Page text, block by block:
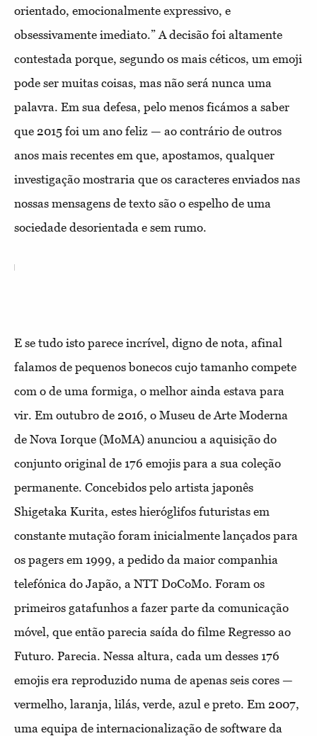
orientado, emocionalmente expressivo, e
obsessivamente imediato.” A decisão foi altamente
contestada porque, segundo os mais céticos, um emoji
pode ser muitas coisas, mas não será nunca uma
palavra. Em sua defesa, pelo menos ficámos a saber
que 2015 foi um ano feliz — ao contrário de outros
anos mais recentes em que, apostamos, qualquer
investigação mostraria que os caracteres enviados nas
nossas mensagens de texto são o espelho de uma
sociedade desorientada e sem rumo.
E se tudo isto parece incrível, digno de nota, afinal
falamos de pequenos bonecos cujo tamanho compete
com o de uma formiga, o melhor ainda estava para
vir. Em outubro de 2016, o Museu de Arte Moderna
de Nova Iorque (MoMA) anunciou a aquisição do
conjunto original de 176 emojis para a sua coleção
permanente. Concebidos pelo artista japonês
Shigetaka Kurita, estes hieróglifos futuristas em
constante mutação foram inicialmente lançados para
os pagers em 1999, a pedido da maior companhia
telefónica do Japão, a NTT DoCoMo. Foram os
primeiros gatafunhos a fazer parte da comunicação
móvel, que então parecia saída do filme Regresso ao
Futuro. Parecia. Nessa altura, cada um desses 176
emojis era reproduzido numa de apenas seis cores —
vermelho, laranja, lilás, verde, azul e preto. Em 2007,
uma equipa de internacionalização de software da